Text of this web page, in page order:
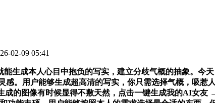
02-09 05:41
成本人心目中抱负的写实，建立分歧气概的抽象。今
。用户能够生成超高清的写实，你只需选择气概，吸惹
的图像有时候显得不敷天然，点击一键生成我的AI女